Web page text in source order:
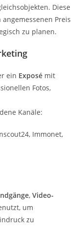
Diese
Preis
zu planen.
ein Exposé mit
Fotos,
Kanäle:
Immonet,
,Video-
um
zu